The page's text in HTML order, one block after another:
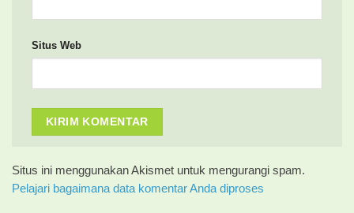
Situs Web
Situs ini menggunakan Akismet untuk mengurangi spam.
Pelajari bagaimana data komentar Anda diproses